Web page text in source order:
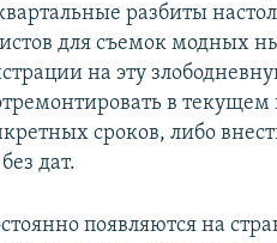
разбиты
для съемок модных
на эту
в текущем
сроков, либо
дат.
появляются на